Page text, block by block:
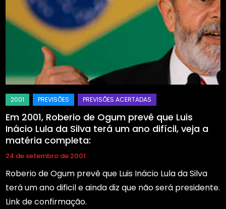
Em 2001, Roberio de Ogum prevê que Luis
Inácio Lula da Silva terá um ano difícil, veja a
matéria completa:
24 de setembro de 2001
Roberio de Ogum prevê que Luis Inácio Lula da Silva
terá um ano dificil e ainda diz que não será presidente.
Link de confirmação.